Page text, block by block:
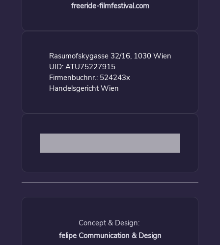
freeride-filmfestival.com
Rasumofskygasse 32/16, 1030 Wien
UID: ATU75227915
Firmenbuchnr.: 524243x
Handelsgericht Wien
Concept & Design:
felipe Communication & Design